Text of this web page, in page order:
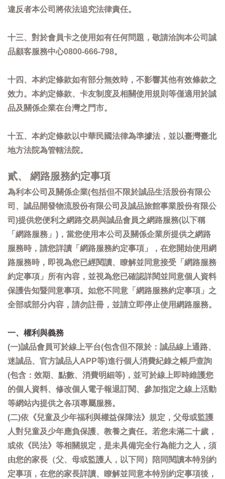
違反者本公司將依法追究法律責任。
十三、對於會員卡之使用如有任何問題，敬請洽詢本公司誠
品顧客服務中心0800-666-798。
十四、本約定條款如有部分無效時，不影響其他有效條款之
效力。本約定條款、卡友制度及相關使用規則等僅適用於誠
品及關係企業在台灣之門市。
十五、本約定條款以中華民國法律為準據法，並以臺灣臺北
地方法院為管轄法院。
貳、 網路服務約定事項
為利本公司及關係企業(包括但不限於誠品生活股份有限公
司、誠品開發物流股份有限公司及誠品旅館事業股份有限公
司)提供您便利之網路交易與誠品會員之網路服務(以下稱
「網路服務」)，當您使用本公司及關係企業所提供之網路
服務時，請您詳讀「網路服務約定事項」，在您開始使用網
路服務時，即視為您已經閱讀、瞭解並同意接受「網路服務
約定事項」所有內容，並視為您已確認詳閱並同意個人資料
保護告知暨同意事項。如您不同意「網路服務約定事項」之
全部或部分內容，請勿註冊，並請立即停止使用網路服務。
一、權利與義務
(一)誠品會員可於線上平台(包含但不限於：誠品線上通路、
迷誠品、官方誠品人APP等)進行個人消費紀錄之帳戶查詢
(包含：效期、點數、消費明細等)，並可於線上即時維護您
的個人資料、修改個人電子報退訂閱、參加指定之線上活動
等網站內提供之各項專屬服務。
(二)依《兒童及少年福利與權益保障法》規定，父母或監護
人對兒童及少年應負保護、教養之責任。若您未滿二十歲，
或依《民法》等相關規定，是未具備完全行為能力之人，須
由您的家長（父、母或監護人，以下同）陪同閱讀本特別約
定事項，在您的家長詳讀、瞭解並同意本特別約定事項後，